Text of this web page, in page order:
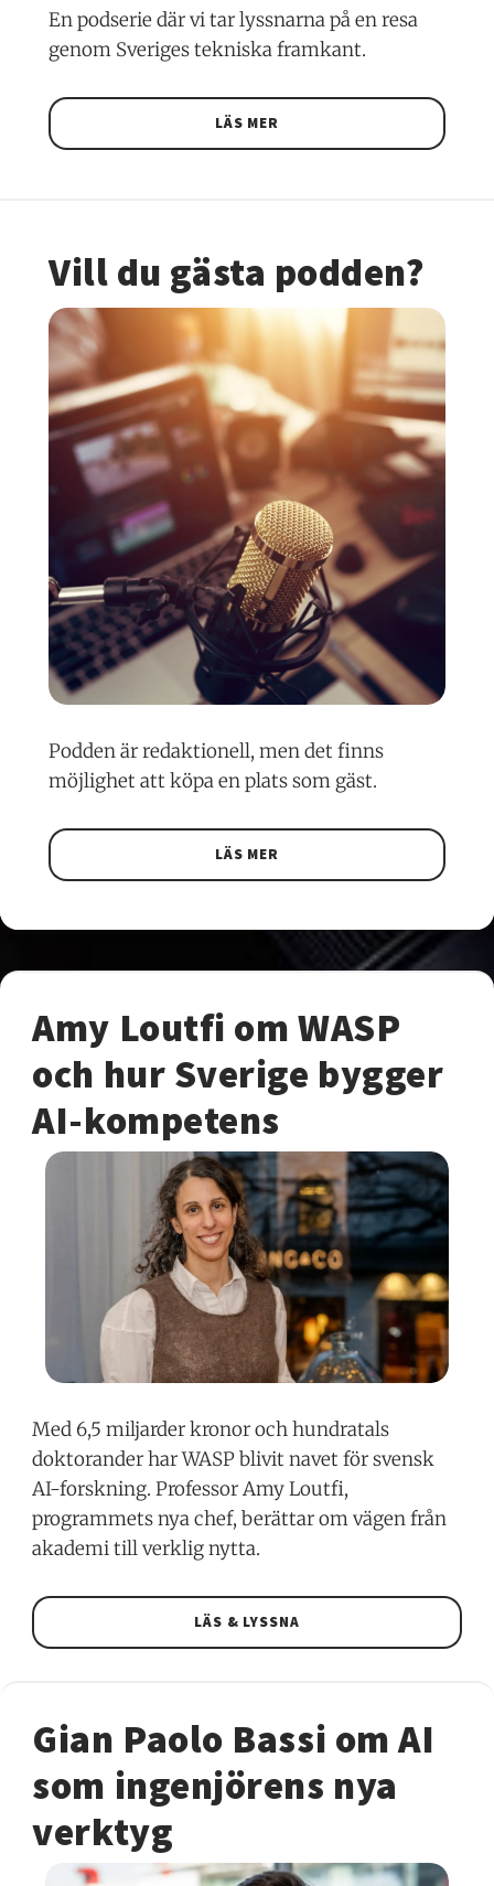
En podserie där vi tar lyssnarna på en resa
genom Sveriges tekniska framkant.
LÄS MER
Vill du gästa podden?
Podden är redaktionell, men det finns
möjlighet att köpa en plats som gäst.
LÄS MER
Amy Loutfi om WASP
och hur Sverige bygger
AI-kompetens
Med 6,5 miljarder kronor och hundratals
doktorander har WASP blivit navet för svensk
AI-forskning. Professor Amy Loutfi,
programmets nya chef, berättar om vägen från
akademi till verklig nytta.
LÄS & LYSSNA
Gian Paolo Bassi om AI
som ingenjörens nya
verktyg